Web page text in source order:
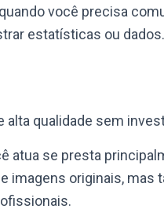
você precisa
estatísticas ou dados.
alta qualidade sem
atua se presta
imagens originais, mas